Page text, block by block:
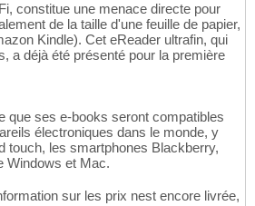
constitue une menace directe pour
de la taille d'une feuille de papier,
Kindle). Cet eReader ultrafin, qui
a déjà été présenté pour la première
que ses e-books seront compatibles
électroniques dans le monde, y
touch, les smartphones Blackberry,
Windows et Mac.
sur les prix nest encore livrée,